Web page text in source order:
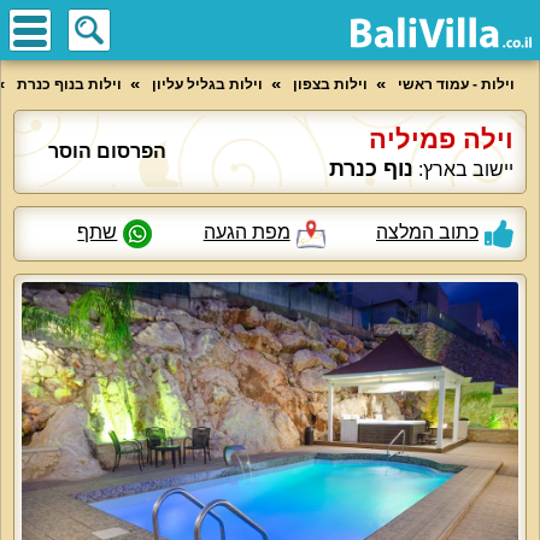
וילות - עמוד ראשי וילות בצפון וילות בגליל עליון וילות בנוף כנרת
וילה פמיליה
יישוב בארץ: נוף כנרת
הפרסום הוסר
כתוב המלצה מפת הגעה שתף